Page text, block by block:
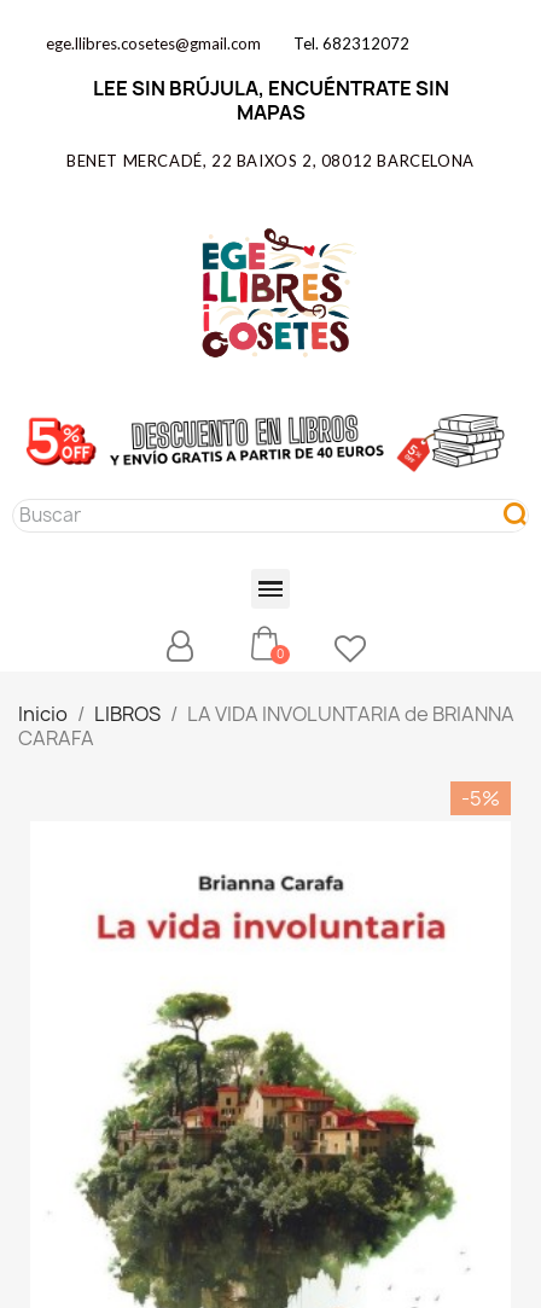
ege.llibres.cosetes@gmail.com Tel. 682312072
LEE SIN BRÚJULA, ENCUÉNTRATE SIN
MAPAS
BENET MERCADÉ, 22 BAIXOS 2, 08012 BARCELONA
Inicio LIBROS
LA VIDA INVOLUNTARIA de BRIANNA
CARAFA
-5%